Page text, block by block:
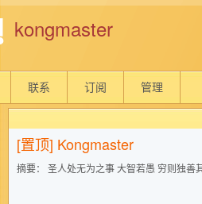
kongmaster
联系 订阅 管理
[置顶] Kongmaster
摘要： 圣人处无为之事 大智若愚 穷则独善